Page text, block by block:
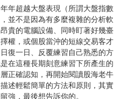
年超越大盤表現（所謂大盤指數
並不是因為有多麼複雜的分析軟
貴的電腦設備、同時盯著好幾臺
權，或個股當沖的短線交易客才
復一日、反覆練習自己熟悉的方
在這種長期刻意練習下所產生的
正確認知，再開始閱讀股海老牛
述輕鬆簡單的方法和原則，其實
強，最後想告訴你的。